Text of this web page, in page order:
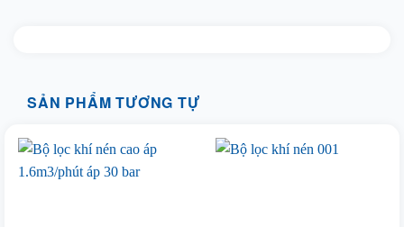
SẢN PHẨM TƯƠNG TỰ